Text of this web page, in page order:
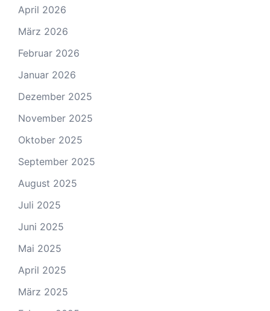
April 2026
März 2026
Februar 2026
Januar 2026
Dezember 2025
November 2025
Oktober 2025
September 2025
August 2025
Juli 2025
Juni 2025
Mai 2025
April 2025
März 2025